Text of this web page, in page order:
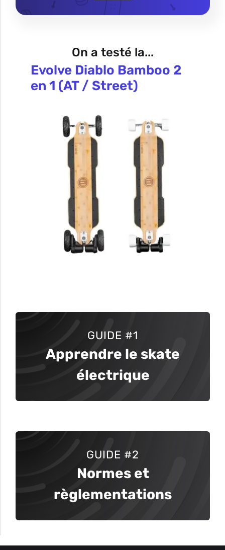
On a testé la...
Evolve Diablo Bamboo 2
en 1 (AT / Street)
GUIDE #1
Apprendre le skate
électrique
GUIDE #2
Normes et
règlementations